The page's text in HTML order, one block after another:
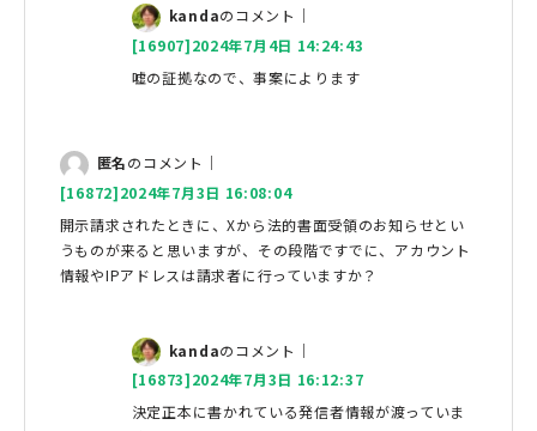
kandaのコメント｜
[16907]2024年7月4日 14:24:43
嘘の証拠なので、事案によります
匿名のコメント｜
[16872]2024年7月3日 16:08:04
開示請求されたときに、Xから法的書面受領のお知らせとい
うものが来ると思いますが、その段階ですでに、アカウント
情報やIPアドレスは請求者に行っていますか？
kandaのコメント｜
[16873]2024年7月3日 16:12:37
決定正本に書かれている発信者情報が渡っていま